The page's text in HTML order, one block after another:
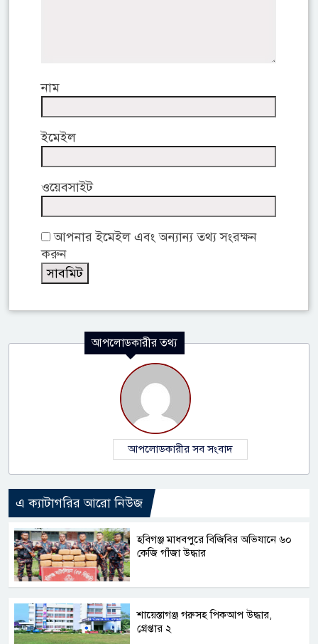
নাম
ইমেইল
ওয়েবসাইট
আপনার ইমেইল এবং অন্যান্য তথ্য সংরক্ষন
করুন
আপলোডকারীর তথ্য
আপলোডকারীর সব সংবাদ
এ ক্যাটাগরির আরো নিউজ
হবিগঞ্জ মাধবপুরে বিজিবির অভিযানে ৬০
কেজি গাঁজা উদ্ধার
শায়েস্তাগঞ্জ গরুসহ পিকআপ উদ্ধার,
গ্রেপ্তার ২